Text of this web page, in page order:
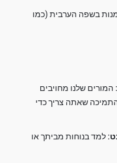
בשפה הערבית (כמו
המורים שלנו מחויבים
שאתה צריך כדי
למד בנוחות מביתך או